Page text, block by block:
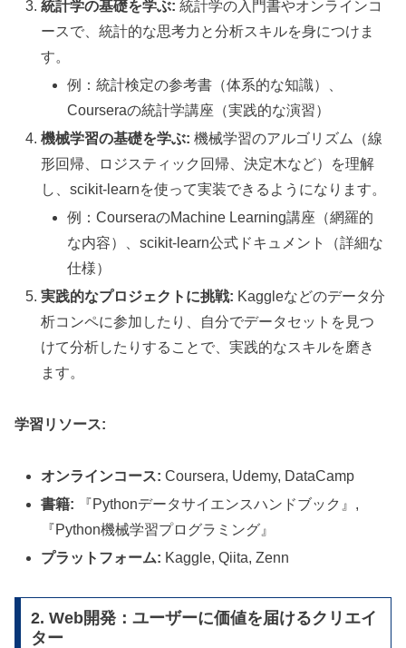
統計学の基礎を学ぶ: 統計学の入門書やオンラインコ
ースで、統計的な思考力と分析スキルを身につけま
す。
例：統計検定の参考書（体系的な知識）、
Courseraの統計学講座（実践的な演習）
機械学習の基礎を学ぶ: 機械学習のアルゴリズム（線
形回帰、ロジスティック回帰、決定木など）を理解
し、scikit-learnを使って実装できるようになります。
例：CourseraのMachine Learning講座（網羅的
な内容）、scikit-learn公式ドキュメント（詳細な
仕様）
実践的なプロジェクトに挑戦: Kaggleなどのデータ分
析コンペに参加したり、自分でデータセットを見つ
けて分析したりすることで、実践的なスキルを磨き
ます。
学習リソース:
オンラインコース: Coursera, Udemy, DataCamp
書籍: 『Pythonデータサイエンスハンドブック』,
『Python機械学習プログラミング』
プラットフォーム: Kaggle, Qiita, Zenn
2. Web開発：ユーザーに価値を届けるクリエイ
ター